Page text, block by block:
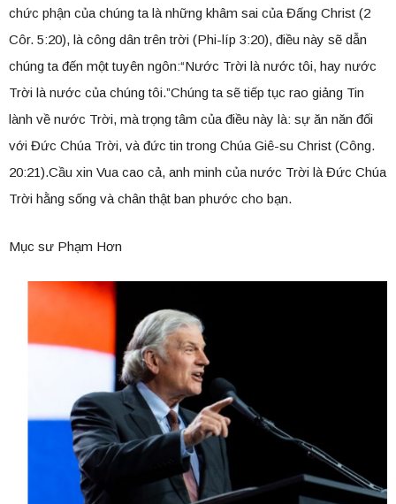
chức phận của chúng ta là những khâm sai của Đấng Christ (2
Côr. 5:20), là công dân trên trời (Phi-líp 3:20), điều này sẽ dẫn
chúng ta đến một tuyên ngôn:“Nước Trời là nước tôi, hay nước
Trời là nước của chúng tôi.”Chúng ta sẽ tiếp tục rao giảng Tin
lành về nước Trời, mà trọng tâm của điều này là: sự ăn năn đối
với Đức Chúa Trời, và đức tin trong Chúa Giê-su Christ (Công.
20:21).Cầu xin Vua cao cả, anh minh của nước Trời là Đức Chúa
Trời hằng sống và chân thật ban phước cho bạn.
Mục sư Phạm Hơn